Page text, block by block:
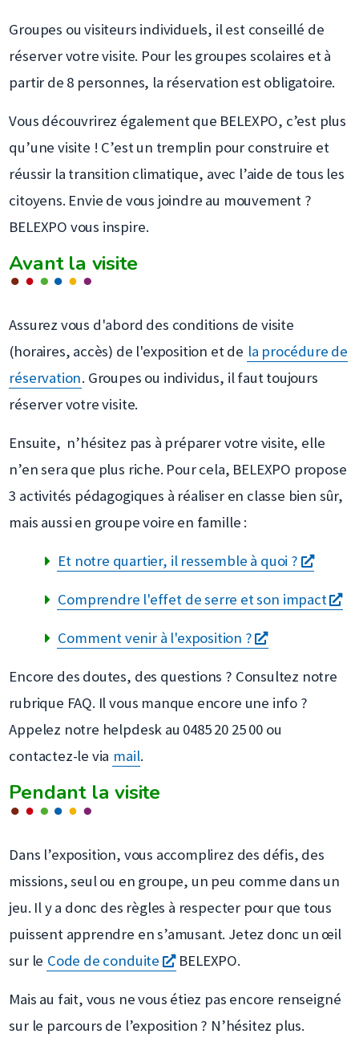
Groupes ou visiteurs individuels, il est conseillé de
réserver votre visite. Pour les groupes scolaires et à
partir de 8 personnes, la réservation est obligatoire.
Vous découvrirez également que BELEXPO, c’est plus
qu’une visite ! C’est un tremplin pour construire et
réussir la transition climatique, avec l’aide de tous les
citoyens. Envie de vous joindre au mouvement ?
BELEXPO vous inspire.
Avant la visite
Assurez vous d'abord des conditions de visite
(horaires, accès) de l'exposition et de la procédure de
réservation. Groupes ou individus, il faut toujours
réserver votre visite.
Ensuite, n’hésitez pas à préparer votre visite, elle
n’en sera que plus riche. Pour cela, BELEXPO propose
3 activités pédagogiques à réaliser en classe bien sûr,
mais aussi en groupe voire en famille :
Et notre quartier, il ressemble à quoi ?
s'ouvre
une
Comprendre l'effet de serre et son impact
Comment venir à l'exposition ?
s'ouvre
Encore des doutes, des questions ? Consultez notre
rubrique FAQ. Il vous manque encore une info ?
Appelez notre helpdesk au 0485 20 25 00 ou
contactez-le via mail.
Pendant la visite
Dans l’exposition, vous accomplirez des défis, des
missions, seul ou en groupe, un peu comme dans un
jeu. Il y a donc des règles à respecter pour que tous
puissent apprendre en s’amusant. Jetez donc un œil
sur le Code de conduite
s'ouvre
BELEXPO.
Mais au fait, vous ne vous étiez pas encore renseigné
sur le parcours de l’exposition ? N’hésitez plus.